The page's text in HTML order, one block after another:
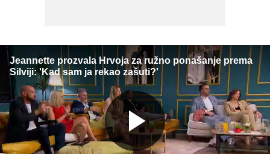
Jeannette prozvala Hrvoja za ružno ponašanje prema
Silviji: 'Kad sam ja rekao zašuti?'